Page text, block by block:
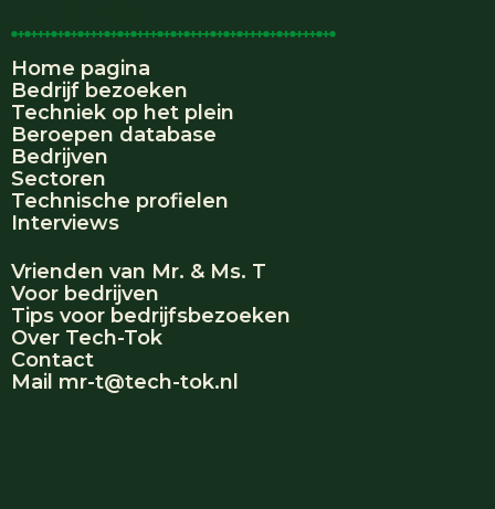
Home pagina
Bedrijf bezoeken
Techniek op het plein
Beroepen database
Bedrijven
Sectoren
Technische profielen
Interviews
Vrienden van Mr. & Ms. T
Voor bedrijven
Tips voor bedrijfsbezoeken
Over Tech-Tok
Contact
Mail mr-t@tech-tok.nl